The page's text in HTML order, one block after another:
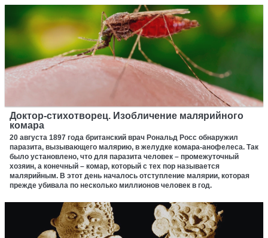
Доктор-стихотворец. Изобличение малярийного
комара
20 августа 1897 года британский врач Рональд Росс обнаружил
паразита, вызывающего малярию, в желудке комара-анофелеса. Так
было установлено, что для паразита человек – промежуточный
хозяин, а конечный – комар, который с тех пор называется
малярийным. В этот день началось отступление малярии, которая
прежде убивала по несколько миллионов человек в год.